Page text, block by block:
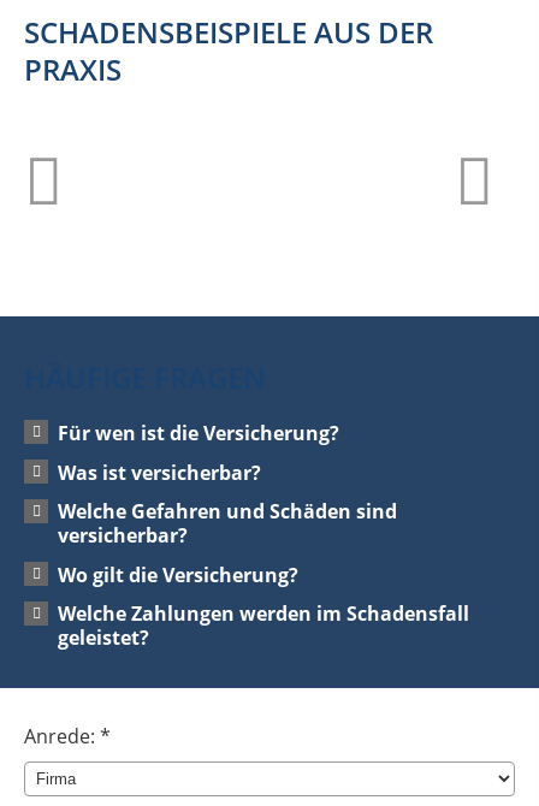
SCHADENSBEISPIELE AUS DER
PRAXIS
Für wen ist die Versicherung?
Was ist versicherbar?
Welche Gefahren und Schäden sind
versicherbar?
Wo gilt die Versicherung?
Welche Zahlungen werden im Schadensfall
geleistet?
Anrede: *